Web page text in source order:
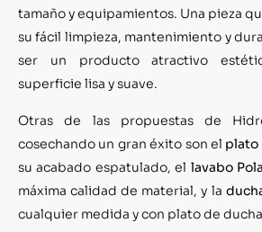
tamaño y equipamientos. Una pieza
su fácil limpieza, mantenimiento y
ser un producto atractivo
superficie lisa y suave.
Otras de las propuestas de
cosechando un gran éxito son el plato
su acabado espatulado, el lavabo
máxima calidad de material, y la
cualquier medida y con plato de